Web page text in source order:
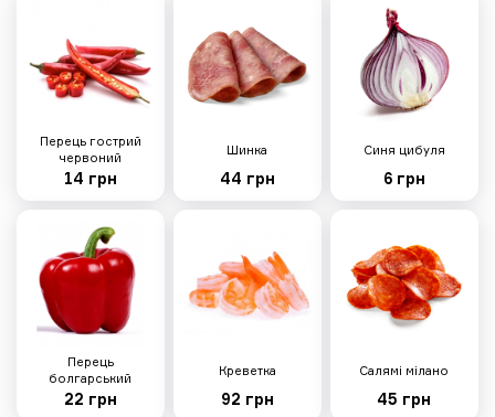
Перець гострий
червоний
14 грн
Шинка
44 грн
Синя цибуля
6 грн
Перець
болгарський
22 грн
Креветка
92 грн
Салямі мілано
45 грн
моцарела, шинка, салямі мілано,
куряче філе, кукурудзяне
борошно
295 грн
Фрі меню
Нагетси
130г